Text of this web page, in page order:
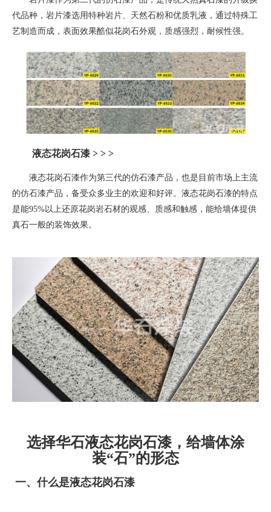
代品种 ， 岩片漆选用特种岩片、天然石粉和优质乳液，通过特殊工
艺制造而成，表面效果酷似花岗石外观，质感强烈，耐候性强。
液态花岗石漆 > > >
液态花岗石漆作为第三代的仿石漆产品，也是目前市场上主流
的仿石漆产品，备受众多业主的欢迎和好评。液态花岗石漆的特点
是能95%以上还原花岗岩石材的观感、质感和触感，能给墙体提供
真石一般的装饰效果。
选择华石液态花岗石漆，给墙体涂
装“石”的形态
一、什么是液态花岗石漆